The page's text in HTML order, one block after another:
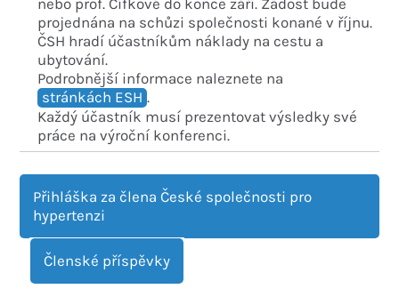
projednána na schůzi společnosti konané v říjnu.
ČSH hradí účastníkům náklady na cestu a
ubytování.
Podrobnější informace naleznete na
stránkách ESH .
Každý účastník musí prezentovat výsledky své
práce na výroční konferenci.
Přihláška za člena České společnosti pro
hypertenzi
Členské příspěvky